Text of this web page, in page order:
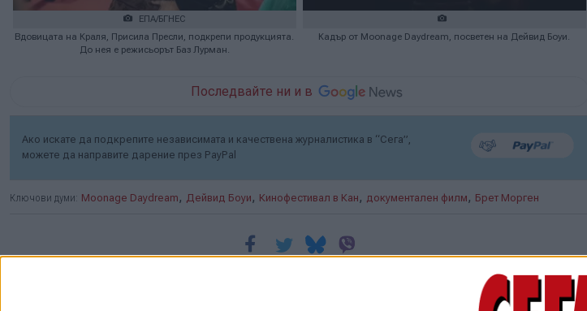
ЕПА/БГНЕС
Вдовицата на Краля, Присила Пресли, подкрепи продукцията.
До нея е режисьорът Баз Лурман.
Кадър от Moonage Daydream, посветен на Дейвид Боуи.
Последвайте ни и в
Ако искате да подкрепите независимата и качествена журналистика в “Сега”,
можете да направите дарение през PayPal
Ключови думи: Moonage Daydream , Дейвид Боуи , Кинофестивал в Кан , документален филм , Брет Морген